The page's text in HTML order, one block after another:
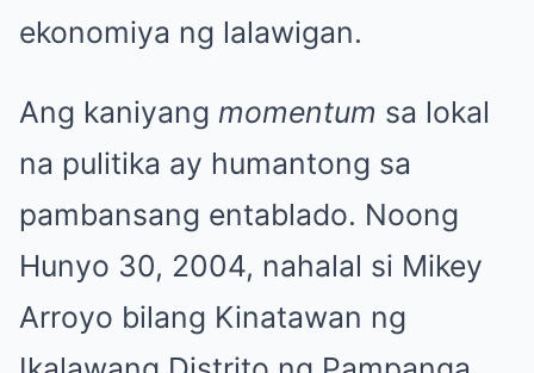
ekonomiya ng lalawigan.
Ang kaniyang momentum sa lokal
na pulitika ay humantong sa
pambansang entablado. Noong
Hunyo 30, 2004, nahalal si Mikey
Arroyo bilang Kinatawan ng